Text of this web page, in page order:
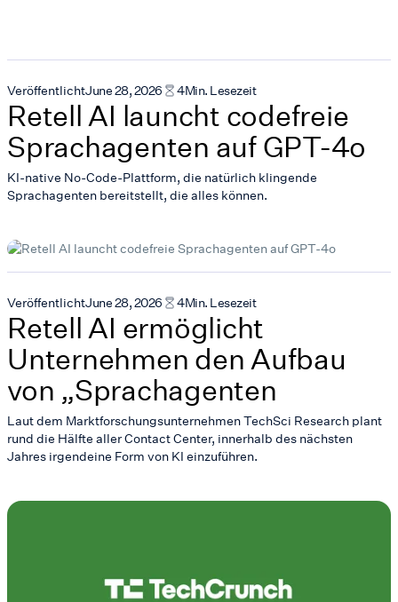
VeröffentlichtJune 28, 2026 4Min. Lesezeit
Retell AI launcht codefreie
Sprachagenten auf GPT-4o
KI-native No-Code-Plattform, die natürlich klingende
Sprachagenten bereitstellt, die alles können.
VeröffentlichtJune 28, 2026 4Min. Lesezeit
Retell AI ermöglicht
Unternehmen den Aufbau
von „Sprachagenten
Laut dem Marktforschungsunternehmen TechSci Research plant
rund die Hälfte aller Contact Center, innerhalb des nächsten
Jahres irgendeine Form von KI einzuführen.